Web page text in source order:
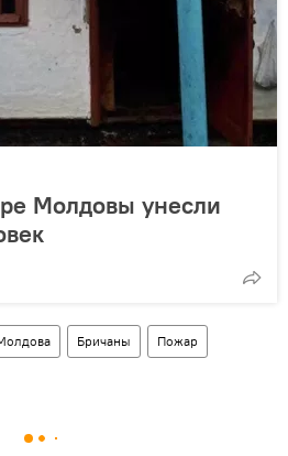
Молдовы унесли
Бричаны Пожар